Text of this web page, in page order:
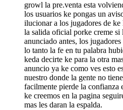
growl la pre.venta esta
los usuarios ke pongas un
ilucionar a los jugadores de ke
la salida oficial porke creme
anunciado antes, los
lo tanto la fe en tu palabra
keda decirte ke para la otra
anuncio ya ke como ves esto
nuestro donde la gente no
facilmente pierde la confianza
ke creemos en la pagina
mas les daran la espalda.